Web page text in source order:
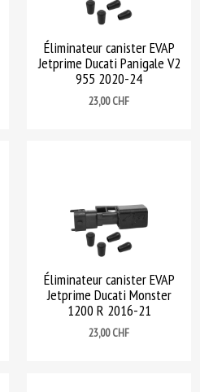
Éliminateur canister EVAP
Jetprime Ducati Panigale V2
955 2020-24
Prix
23,00 CHF
Éliminateur canister EVAP
Jetprime Ducati Monster
1200 R 2016-21
Prix
23,00 CHF